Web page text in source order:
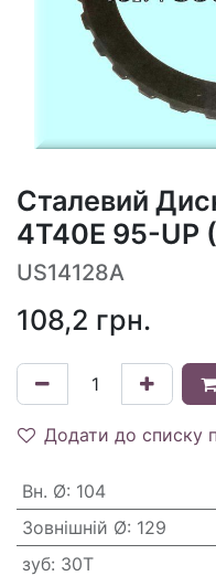
Сталевий
4T40E 95-UP
US14128A
108,2 грн.
Додати до списку
Вн. Ø: 104
Зовнішній Ø: 129
зуб: 30T